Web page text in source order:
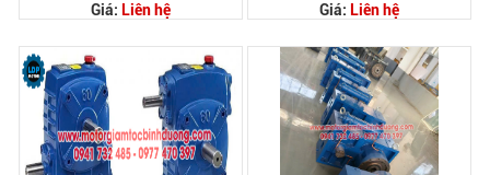
Giá: Liên hệ Giá: Liên hệ